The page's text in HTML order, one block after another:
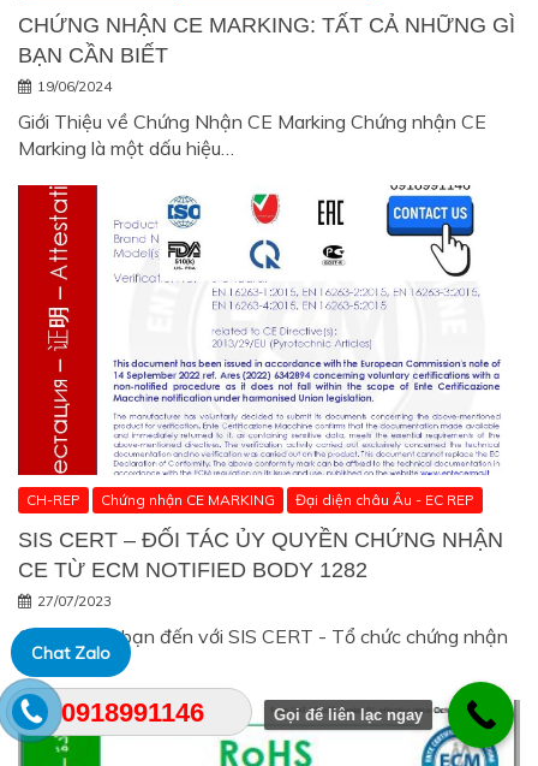
CHỨNG NHẬN CE MARKING: TẤT CẢ NHỮNG GÌ
BẠN CẦN BIẾT
19/06/2024
Giới Thiệu về Chứng Nhận CE Marking Chứng nhận CE
Marking là một dấu hiệu…
CH-REP Chứng nhận CE MARKING Đại diện châu Âu - EC REP
SIS CERT – ĐỐI TÁC ỦY QUYỀN CHỨNG NHẬN
CE TỪ ECM NOTIFIED BODY 1282
27/07/2023
Chào mừng bạn đến với SIS CERT - Tổ chức chứng nhận
uy tín, nơi…
Chat Zalo
0918991146 Gọi để liên lạc ngay